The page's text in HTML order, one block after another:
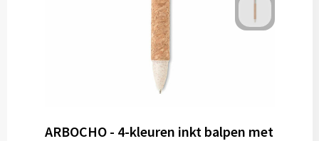
ARBOCHO - 4-kleuren inkt balpen met